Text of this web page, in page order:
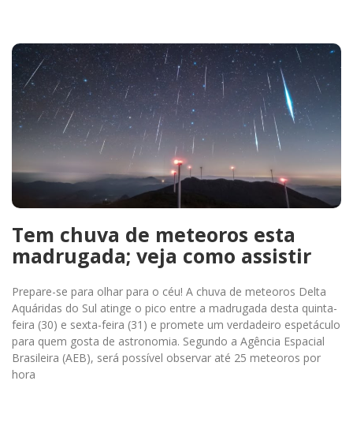
Tem chuva de meteoros esta
madrugada; veja como assistir
Prepare-se para olhar para o céu! A chuva de meteoros Delta
Aquáridas do Sul atinge o pico entre a madrugada desta quinta-
feira (30) e sexta-feira (31) e promete um verdadeiro espetáculo
para quem gosta de astronomia. Segundo a Agência Espacial
Brasileira (AEB), será possível observar até 25 meteoros por
hora